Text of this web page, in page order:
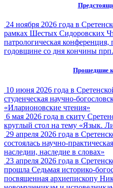
24 ноября 2026 года в
рамках Шестых Сидоровских
патрологическая
годовщине со дня кончины
Прошедшие
10 июня 2026 года в
студенческая научно-
«Иларионовские чтения»
6 мая 2026 года в скиту
круглый стол на тему «Язык.
29 апреля 2026 года в
состоялась научно-
наследии, наследие в словах»
23 апреля 2026 года в
прошла Седьмая историко-
посвященная архиепископу